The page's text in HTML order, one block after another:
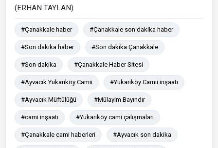
(ERHAN TAYLAN)
#Çanakkale haber #Çanakkale son dakika haber
#Son dakika haber #Son dakika Çanakkale
#Son dakika #Çanakkale Haber Sitesi
#Ayvacık Yukarıköy Camii #Yukarıköy Camii inşaatı
#Ayvacık Müftülüğü #Mülayim Bayındır
#cami inşaatı #Yukarıköy cami çalışmaları
#Çanakkale cami haberleri #Ayvacık son dakika